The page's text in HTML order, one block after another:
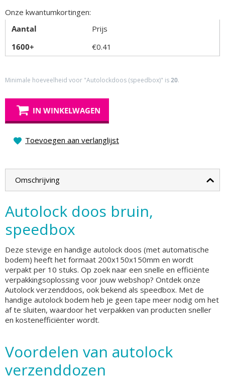
Onze kwantumkortingen:
Aantal
Prijs
1600+
€0.41
Minimale hoeveelheid voor "Autolockdoos (speedbox)" is20.
IN WINKELWAGEN
Toevoegen aan verlanglijst
Omschrijving
Autolock doos bruin,
speedbox
Deze stevige en handige autolock doos (met automatische
bodem) heeft het formaat 200x150x150mm en wordt
verpakt per 10 stuks. Op zoek naar een snelle en efficiënte
verpakkingsoplossing voor jouw webshop? Ontdek onze
Autolock verzenddoos, ook bekend als speedbox. Met de
handige autolock bodem heb je geen tape meer nodig om het
af te sluiten, waardoor het verpakken van producten sneller
en kostenefficiënter wordt.
Voordelen van autolock
verzenddozen